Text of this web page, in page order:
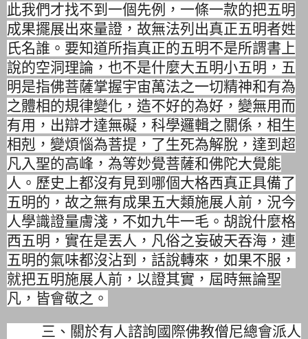
此我們才找不到一個先例， 一條一款的把五明
成果擺展出來量證， 故無法列出真正五明者姓
氏名誰。 要知道所指真正的五明不是所謂書上
說的空洞理論， 也不是什麼大五明小五明， 五
明是指佛菩薩掌握宇宙萬法之一切精神和有為
之體相的規律變化， 造不好的為好，變無用而
有用，出辯才達無礙，科學邏輯之關係， 相生
相剋，變煩惱為菩提，了生死為解脫，達到超
凡入聖的高峰， 為等妙覺菩薩和佛陀大覺能
人。 歷史上都沒有見到哪個大格西真正具備了
五明的， 故之無有成果五大類施展人前，況今
人學識證量膚淺， 不如九牛一毛。胡說什麼格
西五明 ，實在是丟人， 凡俗之妄破天吞海，連
五明的氣味都沒沾到，話說轉來，如果不服，
就把五明施展人前，以證其實，屆時無論聖
凡，皆會敬之。
三、關於有人諮詢國際佛教僧尼總會派人